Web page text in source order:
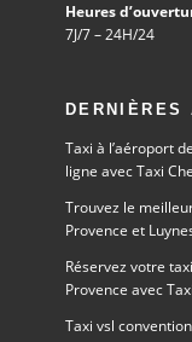
Heures
7J/7 – 24H/24
DERNIÈRES
Taxi à l’aéroport
ligne avec Taxi
Trouvez le
Provence et
Réservez votre
Provence avec
Taxi vsl